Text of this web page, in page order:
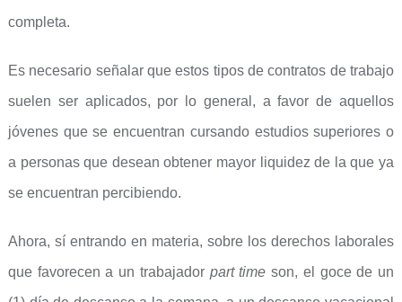
completa.
Es necesario señalar que estos tipos de contratos de trabajo
suelen ser aplicados, por lo general, a favor de aquellos
jóvenes que se encuentran cursando estudios superiores o
a personas que desean obtener mayor liquidez de la que ya
se encuentran percibiendo.
Ahora, sí entrando en materia, sobre los derechos laborales
que favorecen a un trabajador part time son, el goce de un